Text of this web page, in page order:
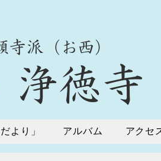
寺派（お西）
浄徳寺
より」 アルバム アクセ